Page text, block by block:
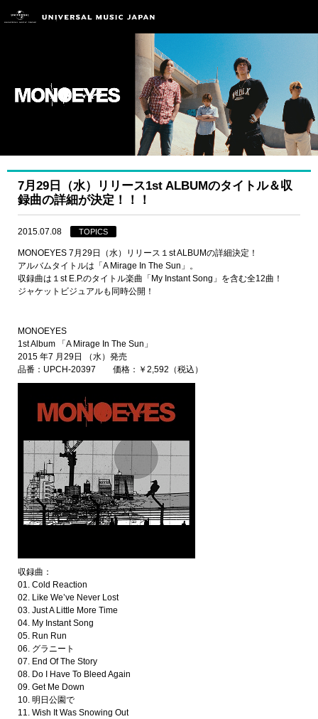
7月29日（水）リリース1st ALBUMのタイトル＆収
録曲の詳細が決定！！！
2015.07.08 TOPICS
MONOEYES 7月29日（水）リリース１st ALBUMの詳細決定！
アルバムタイトルは「A Mirage In The Sun」。
収録曲は１st E.P.のタイトル楽曲「My Instant Song」を含む全12曲！
ジャケットビジュアルも同時公開！
MONOEYES
1st Album 「A Mirage In The Sun」
2015 年7 月29日 （水）発売
品番：UPCH-20397 価格：￥2,592（税込）
収録曲：
01. Cold Reaction
02. Like We’ve Never Lost
03. Just A Little More Time
04. My Instant Song
05. Run Run
06. グラニート
07. End Of The Story
08. Do I Have To Bleed Again
09. Get Me Down
10. 明日公園で
11. Wish It Was Snowing Out